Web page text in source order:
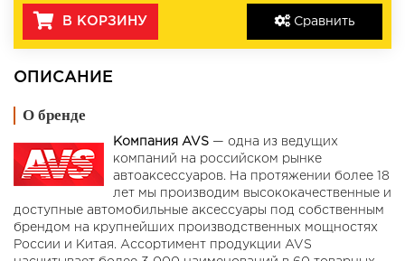
Сравнить
В КОРЗИНУ
ОПИСАНИЕ
О бренде
Компания AVS — одна из ведущих
компаний на российском рынке
автоаксессуаров. На протяжении более 18
лет мы производим высококачественные и
доступные автомобильные аксессуары под собственным
брендом на крупнейших производственных мощностях
России и Китая. Ассортимент продукции AVS